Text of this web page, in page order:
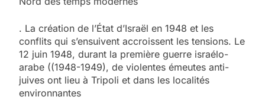
. La création de l’État d’Israël en 1948 et les
conflits qui s’ensuivent accroissent les tensions. Le
12 juin 1948, durant la première guerre israélo-
arabe ((1948-1949), de violentes émeutes anti-
juives ont lieu à Tripoli et dans les localités
environnantes